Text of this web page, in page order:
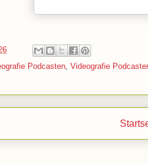
Podcasten Videografie